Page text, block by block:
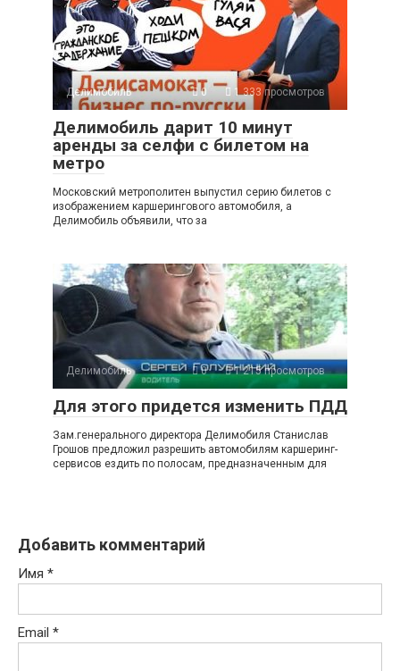
Делимобиль 0 1 333 просмотров
Делимобиль дарит 10 минут
аренды за селфи с билетом на
метро
Московский метрополитен выпустил серию билетов с
изображением каршерингового автомобиля, а
Делимобиль объявили, что за
Делимобиль 0 1 215 просмотров
Для этого придется изменить ПДД
Зам.генерального директора Делимобиля Станислав
Грошов предложил разрешить автомобилям каршеринг-
сервисов ездить по полосам, предназначенным для
Добавить комментарий
Имя *
Email *